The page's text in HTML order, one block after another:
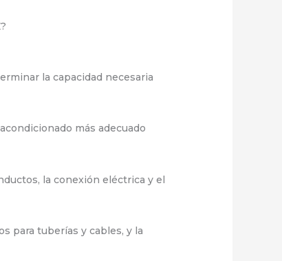
la capacidad necesaria
más adecuado
la conexión eléctrica y el
para tuberías y cables, y la